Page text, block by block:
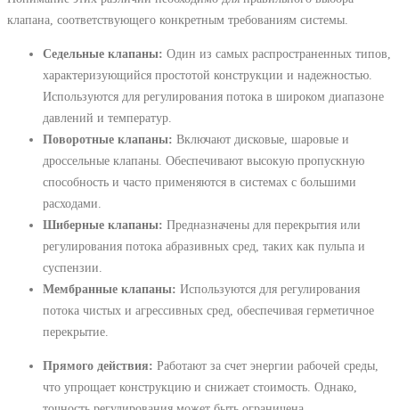
клапана, соответствующего конкретным требованиям системы.
Седельные клапаны: Один из самых распространенных типов,
характеризующийся простотой конструкции и надежностью.
Используются для регулирования потока в широком диапазоне
давлений и температур.
Поворотные клапаны: Включают дисковые, шаровые и
дроссельные клапаны. Обеспечивают высокую пропускную
способность и часто применяются в системах с большими
расходами.
Шиберные клапаны: Предназначены для перекрытия или
регулирования потока абразивных сред, таких как пульпа и
суспензии.
Мембранные клапаны: Используются для регулирования
потока чистых и агрессивных сред, обеспечивая герметичное
перекрытие.
Прямого действия: Работают за счет энергии рабочей среды,
что упрощает конструкцию и снижает стоимость. Однако,